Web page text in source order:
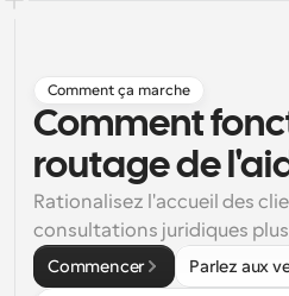
Programmation
alimentés
Blog
Restez à jour avec les
jour
Réunions instantanées
Rencontrez des clients en
Liens de groupe
Comment ça marche
Comment
routage de
Rationalisez l'accueil des
consultations juridiques
Commencer Parlez aux